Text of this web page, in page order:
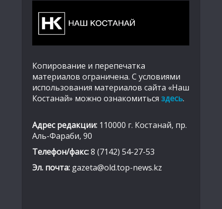
Копирование и перепечатка
материалов ограничена. С условиями
использования материалов сайта «Наш
Костанай» можно ознакомиться здесь.
Адрес редакции: 110000 г. Костанай, пр.
Аль-Фараби, 90
Телефон/факс:8 (7142) 54-27-53
Эл. почта: gazeta@old.top-news.kz